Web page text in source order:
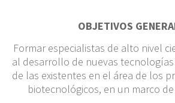
OBJETIVOS
Formar especialistas de alto nivel
al desarrollo de nuevas
de las existentes en el área de los
biotecnológicos, en un marco